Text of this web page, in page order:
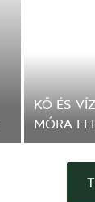
KŐ ÉS
MÓRA